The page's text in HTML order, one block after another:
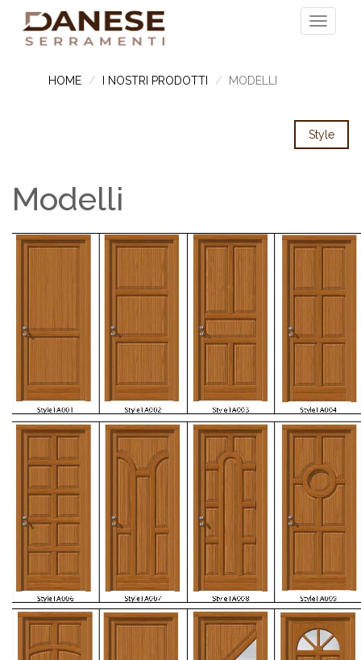
HOME I NOSTRI PRODOTTI MODELLI
Style
Modelli